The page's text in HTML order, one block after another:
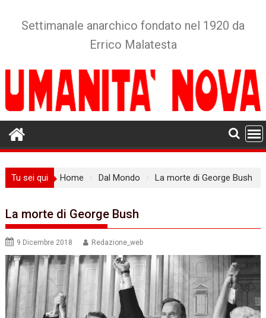
Settimanale anarchico fondato nel 1920 da
Errico Malatesta
Tu sei qui Home Dal Mondo La morte di George Bush
La morte di George Bush
9 Dicembre 2018 Redazione_web